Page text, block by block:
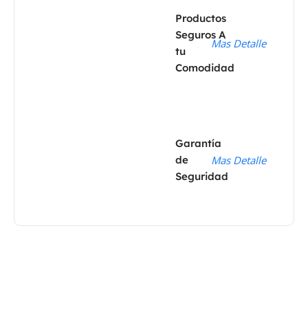
Productos
Seguros A
tu
Comodidad
Mas Detalle
Garantía
de
Seguridad
Mas Detalle